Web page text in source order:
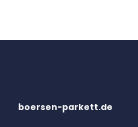
boersen-parkett.de